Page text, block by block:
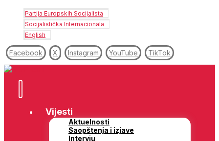
Partija Europskih Socijalista
Socijalistička Internacionala
English
Facebook X Instagram YouTube TikTok
Vijesti
Aktuelnosti
Saopštenja i izjave
Intervju